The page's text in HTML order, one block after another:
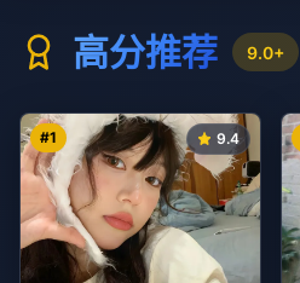
高分推荐 9.0+
#1 9.4